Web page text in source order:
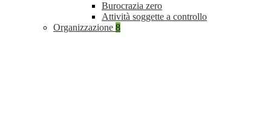
Burocrazia zero
Attività soggette a controllo
Organizzazione 8